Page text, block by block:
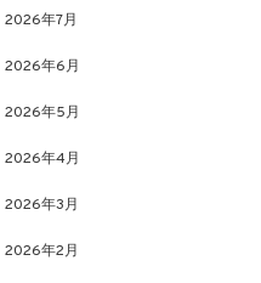
2026年7月
2026年6月
2026年5月
2026年4月
2026年3月
2026年2月